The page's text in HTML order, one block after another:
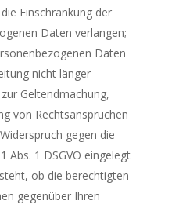
Einschränkung der
Daten verlangen;
Daten
nicht länger
Geltendmachung,
von Rechtsansprüchen
gegen die
Abs. 1 DSGVO eingelegt
ob die berechtigten
gegenüber Ihren